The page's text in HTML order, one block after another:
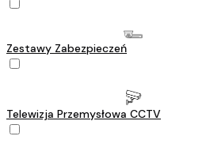
Zestawy Zabezpieczeń
Telewizja Przemysłowa CCTV